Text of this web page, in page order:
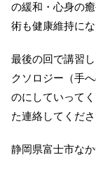
の緩和・心身の
術も健康維持に
最後の回で講習
クソロジー（手
のにしていって
た連絡してくだ
静岡県富士市な